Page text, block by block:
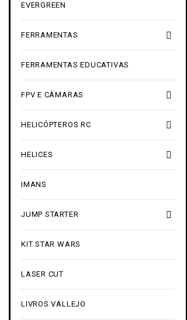
EVERGREEN

FERRAMENTAS
FERRAMENTAS EDUCATIVAS

FPV E CÂMARAS

HELICÓPTEROS RC

HELICES
IMANS

JUMP STARTER
KIT STAR WARS
LASER CUT
LIVROS VALLEJO